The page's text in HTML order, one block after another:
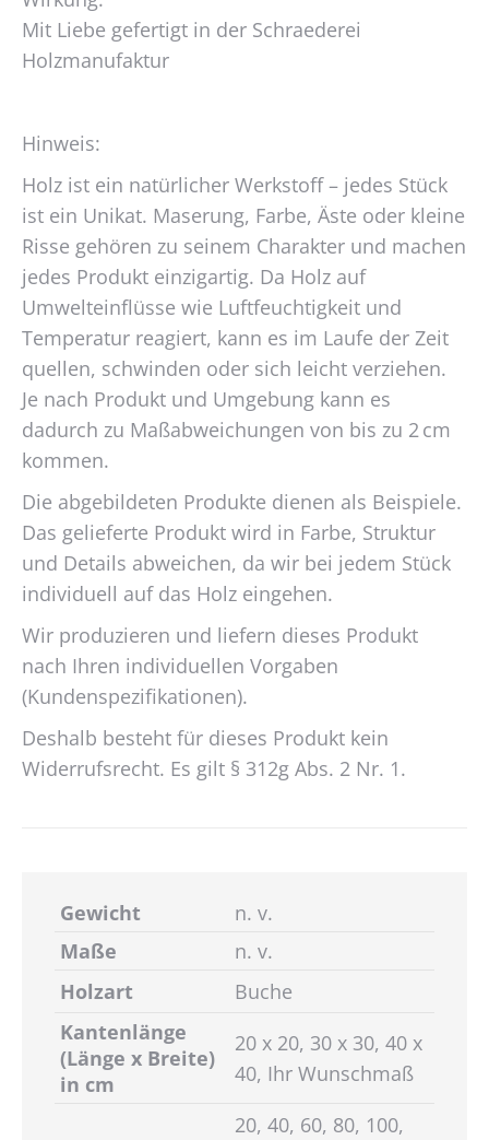
Mit Liebe gefertigt in der Schraederei
Holzmanufaktur
Hinweis:
Holz ist ein natürlicher Werkstoff – jedes Stück
ist ein Unikat. Maserung, Farbe, Äste oder kleine
Risse gehören zu seinem Charakter und machen
jedes Produkt einzigartig. Da Holz auf
Umwelteinflüsse wie Luftfeuchtigkeit und
Temperatur reagiert, kann es im Laufe der Zeit
quellen, schwinden oder sich leicht verziehen.
Je nach Produkt und Umgebung kann es
dadurch zu Maßabweichungen von bis zu 2 cm
kommen.
Die abgebildeten Produkte dienen als Beispiele.
Das gelieferte Produkt wird in Farbe, Struktur
und Details abweichen, da wir bei jedem Stück
individuell auf das Holz eingehen.
Wir produzieren und liefern dieses Produkt
nach Ihren individuellen Vorgaben
(Kundenspezifikationen).
Deshalb besteht für dieses Produkt kein
Widerrufsrecht. Es gilt § 312g Abs. 2 Nr. 1.
Gewicht
n. v.
Maße
n. v.
Holzart
Buche
Kantenlänge
(Länge x Breite)
in cm
20 x 20, 30 x 30, 40 x
40, Ihr Wunschmaß
20, 40, 60, 80, 100,